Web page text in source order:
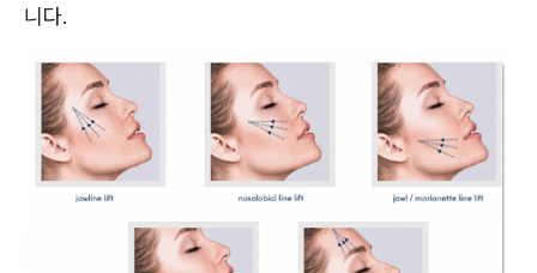
니다.